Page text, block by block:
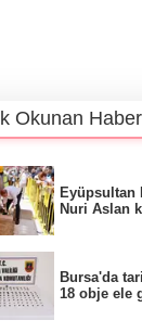
Okunan
Eyüpsultan
Nuri Aslan
Bursa'da
18 obje ele